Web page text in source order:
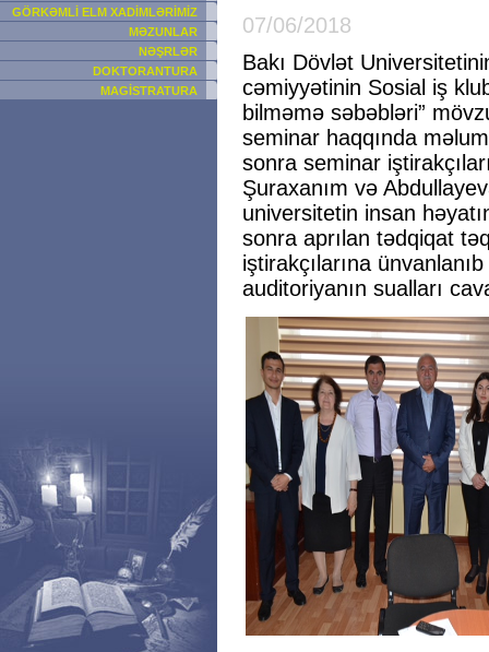
GÖRKƏMLİ ELM XADİMLƏRİMİZ
MƏZUNLAR
NƏŞRLƏR
DOKTORANTURA
MAGİSTRATURA
07/06/2018
Bakı Dövlət
cəmiyyətinin Sosial iş
bilməmə səbəbləri”
seminar haqqında
sonra seminar
Şuraxanım və
universitetin insan
sonra aprılan tədqiqat
iştirakçılarına
auditoriyanın sualları